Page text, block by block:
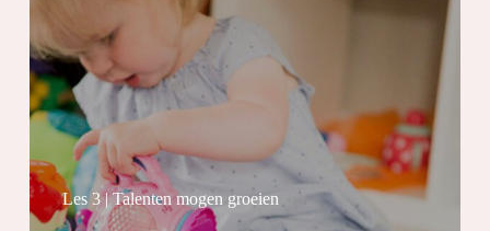
Les 3 | Talenten mogen groeien